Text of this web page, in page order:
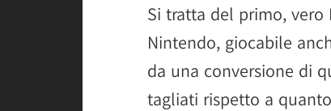
Si tratta del primo, vero
Nintendo, giocabile
da una conversione di
tagliati rispetto a